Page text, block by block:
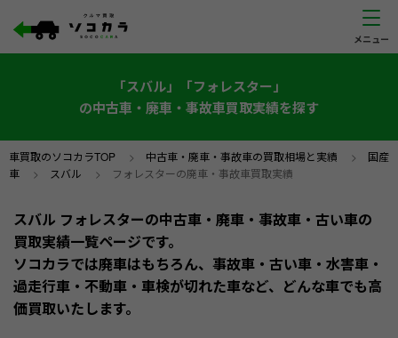
「スバル」「フォレスター」
の中古車・廃車・事故車買取実績を探す
車買取のソコカラTOP > 中古車・廃車・事故車の買取相場と実績 > 国産
車 > スバル > フォレスターの廃車・事故車買取実績
スバル フォレスターの中古車・廃車・事故車・古い車の
買取実績一覧ページです。
ソコカラでは廃車はもちろん、事故車・古い車・水害車・
過走行車・不動車・車検が切れた車など、どんな車でも高
価買取いたします。